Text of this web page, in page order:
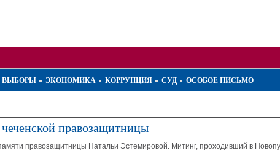
ВЫБОРЫ ЭКОНОМИКА КОРРУПЦИЯ СУД ОСОБОЕ ПИСЬМО
правозащитницы
правозащитницы Натальи Эстемировой. Митинг, проходивший в